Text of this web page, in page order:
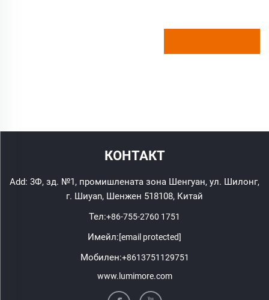
КОНТАКТ
Add: 3Ф, зд. №1, промишлената зона Шенгуан, ул. Шилонг,
г. Шиyan, Шенжен 518108, Китай
Тел:+86-755-2760 1751
Имейл:[email protected]
Мобилен:+8613751129751
www.lumimore.com